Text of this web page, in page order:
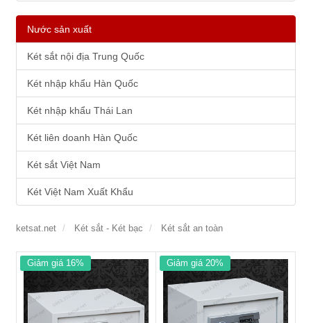
Nước sản xuất
Két sắt nội địa Trung Quốc
Két nhập khẩu Hàn Quốc
Két nhập khẩu Thái Lan
Két liên doanh Hàn Quốc
Két sắt Việt Nam
Két Việt Nam Xuất Khẩu
ketsat.net Két sắt - Két bạc Két sắt an toàn
Giảm giá 16% Giảm giá 20%